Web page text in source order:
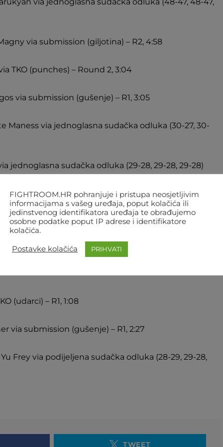
via submission (giljotina) – R2, 4:58
TKO (punches) – Round 2, 3:04
via submission (gušenje) – R1, 3:05
Maness via jednoglasna sudačka odluka (30-27, 30-
jednoglasna sudačka odluka (29-28, 29-28, 29-28)
TKO (udarci) – R1, 1:15
via jednoglasna sudačka odluka (29-28, 29-28,
(udarci) – R1, 1:08
via submission (gušenje) – R1, 2:27
Frey via podijeljena sudačka odluka (28-29, 29-28,
TWEET
FIGHTROOM.HR pohranjuje i pristupa neosjetljivim
informacijama s vašeg uređaja, poput kolačića ili
jedinstvenog identifikatora uređaja te obrađujemo
osobne podatke poput IP adrese i identifikatore
kolačića.
Postavke kolačića PRIHVATI